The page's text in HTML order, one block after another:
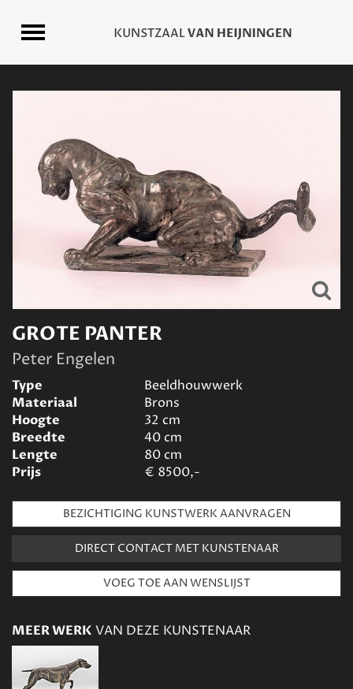
GROTE PANTER
Peter Engelen
Type
Beeldhouwwerk
Materiaal
Brons
Hoogte
32 cm
Breedte
40cm
Lengte
80cm
Prijs
€ 8500,-
BEZICHTIGING KUNSTWERK AANVRAGEN
DIRECT CONTACT MET KUNSTENAAR
MEER WERK VAN DEZE KUNSTENAAR